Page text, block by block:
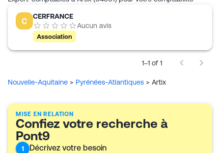
C
CERFRANCE
Aucun avis
Association
1–1 of 1
Nouvelle-Aquitaine > Pyrénées-Atlantiques > Artix
MISE EN RELATION
Confiez votre recherche à
Pont9
1 Décrivez votre besoin